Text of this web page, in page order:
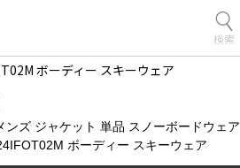
検索
ボーディー スキーウェア
ンズ ジャケット 単品 スノーボードウェア
ボーディー スキーウェア